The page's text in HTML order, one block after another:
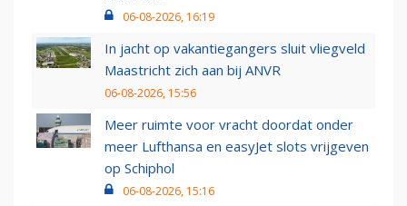
06-08-2026, 16:19
In jacht op vakantiegangers sluit vliegveld
Maastricht zich aan bij ANVR
06-08-2026, 15:56
Meer ruimte voor vracht doordat onder
meer Lufthansa en easyJet slots vrijgeven
op Schiphol
06-08-2026, 15:16